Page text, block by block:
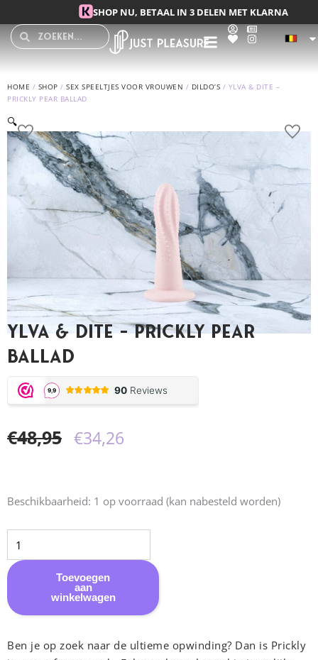
naar
SHOP NU, BETAAL IN 3 DELEN MET KLARNA
SearchSearch
HOME / SHOP / SEX SPEELTJES VOOR VROUWEN / DILDO’S / YLVA & DITE –
PRICKLY PEAR BALLAD
🔍
Ylva & Dite – Prickly Pear
Ballad
€48,95 Oorspronkelijke
was:
€48,95.
€34,26
is:
€34,26.
Beschikbaarheid: 1 op voorraad (kan nabesteld worden)
Ylva
Dite
-
Prickly
Pear
Ballad
Toevoegen
aan
winkelwagen
Ben je op zoek naar de ultieme opwinding? Dan is Prickly